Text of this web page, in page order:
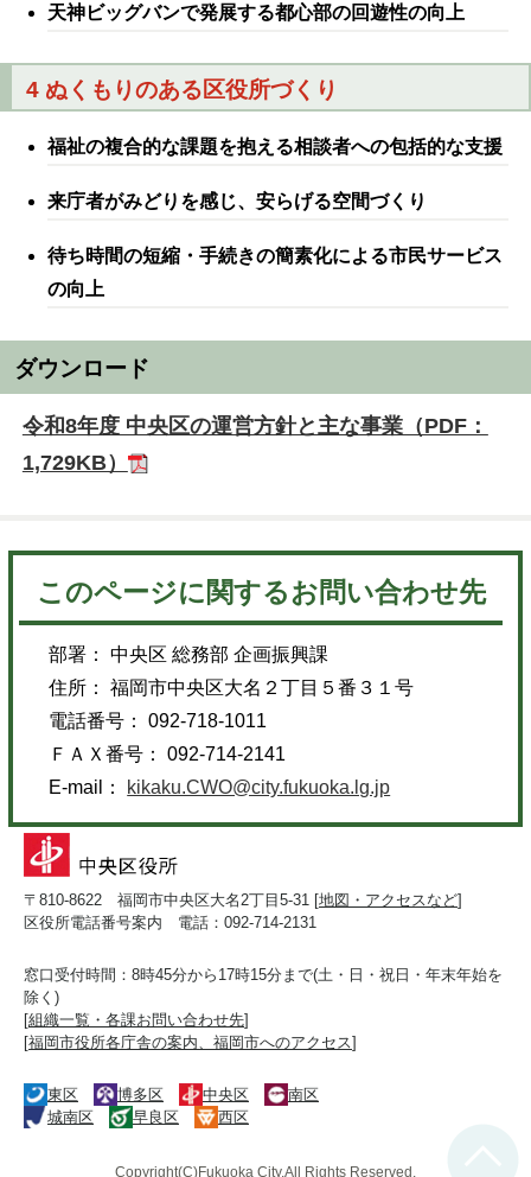
天神ビッグバンで発展する都心部の回遊性の向上
4 ぬくもりのある区役所づくり
福祉の複合的な課題を抱える相談者への包括的な支援
来庁者がみどりを感じ、安らげる空間づくり
待ち時間の短縮・手続きの簡素化による市民サービス
の向上
ダウンロード
令和8年度 中央区の運営方針と主な事業（PDF：
1,729KB）
このページに関するお問い合わせ先
部署： 中央区 総務部 企画振興課
住所： 福岡市中央区大名２丁目５番３１号
電話番号： 092-718-1011
ＦＡＸ番号： 092-714-2141
E-mail：
kikaku.CWO@city.fukuoka.lg.jp
〒810-8622 福岡市中央区大名2丁目5-31 [地図・アクセスなど]
区役所電話番号案内 電話：092-714-2131
窓口受付時間：8時45分から17時15分まで(土・日・祝日・年末年始を
除く)
[組織一覧・各課お問い合わせ先]
[福岡市役所各庁舎の案内、福岡市へのアクセス]
東区 博多区 中央区
南区
城南区
早良区 西区
Copyright(C)Fukuoka City.All Rights Reserved.